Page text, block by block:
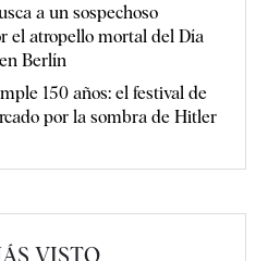
a un sospechoso
el atropello mortal del Día
Berlín
150 años: el festival de
por la sombra de Hitler
VISTO